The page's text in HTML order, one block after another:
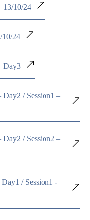
13/10/24
24
/ Session1 –
/ Session2 –
/ Session1 -